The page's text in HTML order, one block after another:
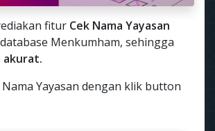
fitur Cek Nama Yayasan
Menkumham, sehingga
akurat.
Nama Yayasan dengan klik button